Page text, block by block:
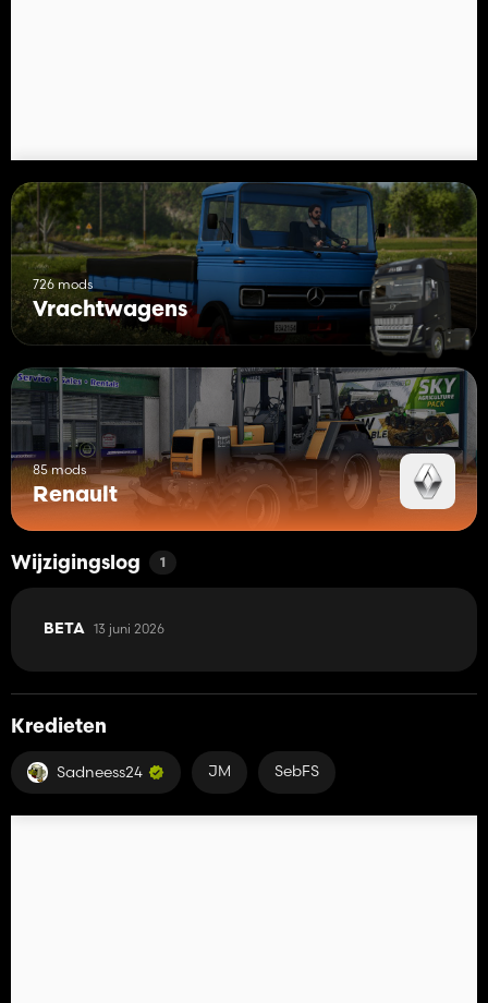
726 mods
Vrachtwagens
85 mods
Renault
Wijzigingslog 1
BETA 13 juni 2026
Kredieten
Sadneess24 JM SebFS